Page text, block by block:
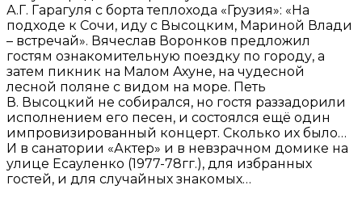
А.Г. Гарагуля с борта теплохода «Грузия»: «На
подходе к Сочи, иду с Высоцким, Мариной Влади
– встречай». Вячеслав Воронков предложил
гостям ознакомительную поездку по городу, а
затем пикник на Малом Ахуне, на чудесной
лесной поляне с видом на море. Петь
В. Высоцкий не собирался, но гостя раззадорили
исполнением его песен, и состоялся ещё один
импровизированный концерт. Сколько их было…
И в санатории «Актер» и в невзрачном домике на
улице Есауленко (1977-78гг.), для избранных
гостей, и для случайных знакомых…